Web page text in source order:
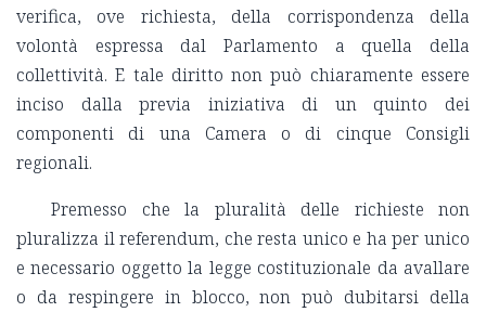
verifica, ove richiesta, della corrispondenza della
volontà espressa dal Parlamento a quella della
collettività. E tale diritto non può chiaramente essere
inciso dalla previa iniziativa di un quinto dei
componenti di una Camera o di cinque Consigli
regionali.
Premesso che la pluralità delle richieste non
pluralizza il referendum, che resta unico e ha per unico
e necessario oggetto la legge costituzionale da avallare
o da respingere in blocco, non può dubitarsi della